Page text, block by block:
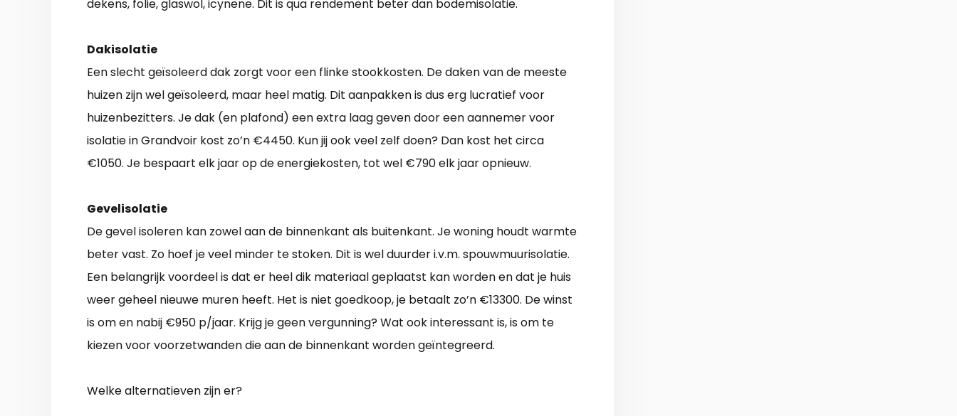
dekens, folie, glaswol, icynene. Dit is qua rendement beter dan bodemisolatie.
Dakisolatie
Een slecht geïsoleerd dak zorgt voor een flinke stookkosten. De daken van de meeste
huizen zijn wel geïsoleerd, maar heel matig. Dit aanpakken is dus erg lucratief voor
huizenbezitters. Je dak (en plafond) een extra laag geven door een aannemer voor
isolatie in Grandvoir kost zo’n €4450. Kun jij ook veel zelf doen? Dan kost het circa
€1050. Je bespaart elk jaar op de energiekosten, tot wel €790 elk jaar opnieuw.
Gevelisolatie
De gevel isoleren kan zowel aan de binnenkant als buitenkant. Je woning houdt warmte
beter vast. Zo hoef je veel minder te stoken. Dit is wel duurder i.v.m. spouwmuurisolatie.
Een belangrijk voordeel is dat er heel dik materiaal geplaatst kan worden en dat je huis
weer geheel nieuwe muren heeft. Het is niet goedkoop, je betaalt zo’n €13300. De winst
is om en nabij €950 p/jaar. Krijg je geen vergunning? Wat ook interessant is, is om te
kiezen voor voorzetwanden die aan de binnenkant worden geïntegreerd.
Welke alternatieven zijn er?